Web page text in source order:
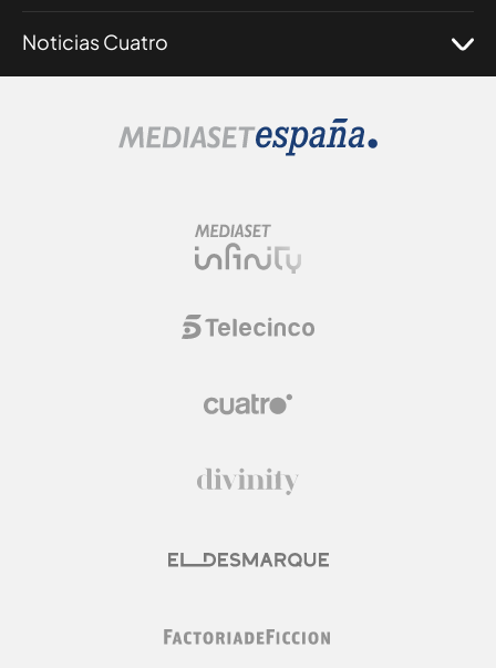
Noticias Cuatro